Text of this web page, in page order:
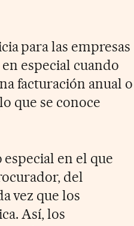
para las empresas
especial cuando
facturación anual o
que se conoce
en el que
del
vez que los
Así, los